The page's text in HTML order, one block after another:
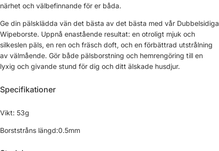
närhet och välbefinnande för er båda.
Ge din pälsklädda vän det bästa av det bästa med vår Dubbelsidiga
Wipeborste. Uppnå enastående resultat: en otroligt mjuk och
silkeslen päls, en ren och fräsch doft, och en förbättrad utstrålning
av välmående. Gör både pälsborstning och hemrengöring till en
lyxig och givande stund för dig och ditt älskade husdjur.
Specifikationer
Vikt: 53g
Borststråns längd:0.5mm